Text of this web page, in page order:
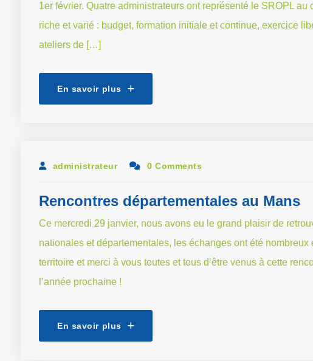
1er février. Quatre administrateurs ont représenté le SROPL
riche et varié : budget, formation initiale et continue, exercice
ateliers de […]
En savoir plus
administrateur 0 Comments
Rencontres départementales au Mans
Ce mercredi 29 janvier, nous avons eu le grand plaisir de
nationales et départementales, les échanges ont été
territoire et merci à vous toutes et tous d’être venus à cette
l’année prochaine !
En savoir plus